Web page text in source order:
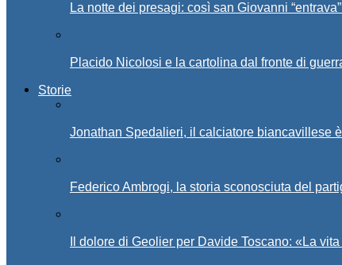
La notte dei presagi: così san Giovanni
Placido Nicolosi e la cartolina dal fronte di
Storie
Jonathan Spedalieri, il calciatore biancavillese
Federico Ambrogi, la storia sconosciuta del
Il dolore di Geolier per Davide Toscano: «La